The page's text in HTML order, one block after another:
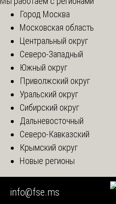
Город Москва
Московская область
Центральный округ
Северо-Западный
Южный округ
Приволжский округ
Уральский округ
Сибирский округ
Дальневосточный
Северо-Кавказский
Крымский округ
Новые регионы
info@fse.ms